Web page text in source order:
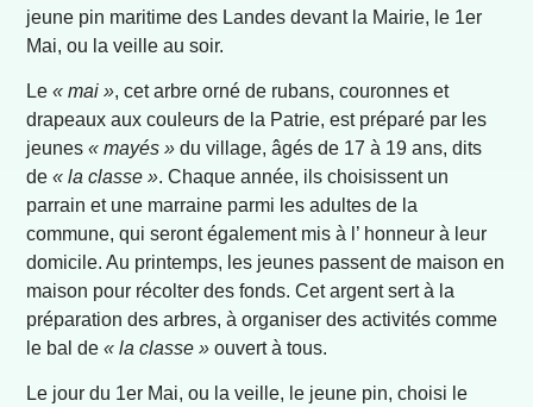
jeune pin maritime des Landes devant la Mairie, le 1er
Mai, ou la veille au soir.
Le« mai », cet arbre orné de rubans, couronnes et
drapeaux aux couleurs de la Patrie, est préparé par les
jeunes« mayés » du village, âgés de 17 à 19 ans, dits
de« la classe ». Chaque année, ils choisissent un
parrain et une marraine parmi les adultes de la
commune, qui seront également mis à l’ honneur à leur
domicile. Au printemps, les jeunes passent de maison en
maison pour récolter des fonds. Cet argent sert à la
préparation des arbres, à organiser des activités comme
le bal de« la classe » ouvert à tous.
Le jour du 1er Mai, ou la veille, le jeune pin, choisi le